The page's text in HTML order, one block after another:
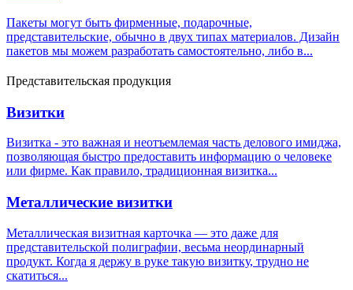
Пакеты могут быть фирменные, подарочные,
представительские, обычно в двух типах материалов. Дизайн
пакетов мы можем разработать самостоятельно, либо в...
Представительская продукция
Визитки
Визитка - это важная и неотъемлемая часть делового имиджа,
позволяющая быстро предоставить информацию о человеке
или фирме. Как правило, традиционная визитка...
Металлические визитки
Металлическая визитная карточка — это даже для
представительской полиграфии, весьма неординарный
продукт. Когда я держу в руке такую визитку, трудно не
скатиться...